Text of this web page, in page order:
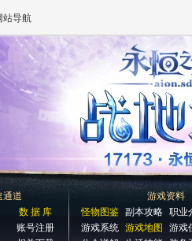
站导航
通道
数 据 库
账号注册
游戏资料
怪物图鉴
副本攻略 职业
游戏系统
游戏地图 游戏